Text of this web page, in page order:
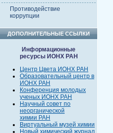
Противодействие
коррупции
ДОПОЛНИТЕЛЬНЫЕ ССЫЛКИ
Информационные
ресурсы ИОНХ РАН
Центр Цвета ИОНХ РАН
Образовательный центр в
ИОНХ РАН
Конференция молодых
ученых ИОНХ РАН
Научный совет по
неорганической
химии РАН
Виртуальный музей химии
Новый химический журнал